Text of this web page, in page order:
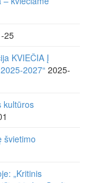
25
KVIEČIA Į
2027“ 2025-
kultūros
švietimo
„Kritinis